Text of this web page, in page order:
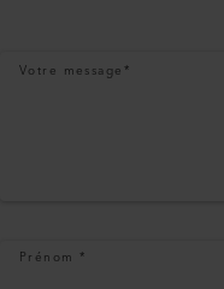
Votre message *
Prénom *